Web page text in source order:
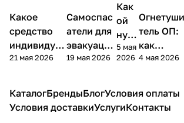
21 мая 2026
Какое
средство
индивидуал
ьной
можно
использова
19 мая 2026
Самоспас
атели для
эвакуации
людей при
полное
руководст
Полезные
статьи
5 мая
2026
Как
ой
нуж
ен
огне
ител
ь
4 мая 2026
Огнетуши
тель ОП:
как
выбрать
КаталогБрендыБлогУсловия оплаты
Условия доставкиУслугиКонтакты